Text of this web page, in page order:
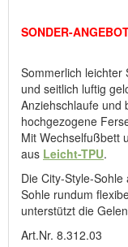
Hersteller:
SONDER-
Sommerlich leichter
und seitlich luftig
Anziehschlaufe und
hochgezogene
Mit Wechselfußbett
aus Leicht-TPU.
Die City-Style-
Sohle rundum
unterstützt die
Art.Nr. 8.312.03